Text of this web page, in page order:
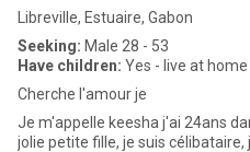
Libreville, Estuaire, Gabon
Seeking: Male 28 - 53
Have children: Yes - live at home
Cherche l'amour je
Je m'appelle keesha j'ai 24ans
jolie petite fille, je suis célibataire, je suis dans un centre de